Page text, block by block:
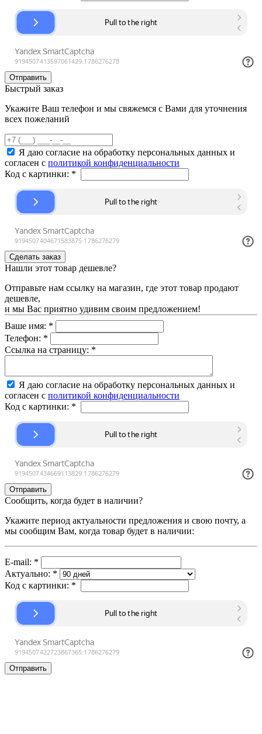
Быстрый заказ
Укажите Ваш телефон и мы свяжемся с Вами для уточнения
всех пожеланий
Я даю согласие на обработку персональных данных и
согласен с политикой конфиденциальности
Код с картинки: *
Нашли этот товар дешевле?
Отправьте нам ссылку на магазин, где этот товар продают
дешевле,
и мы Вас приятно удивим своим предложением!
Ваше имя: *
Телефон: *
Ссылка на страницу: *
Я даю согласие на обработку персональных данных и
согласен с политикой конфиденциальности
Код с картинки: *
Сообщить, когда будет в наличии?
Укажите период актуальности предложения и свою почту, а
мы сообщим Вам, когда товар будет в наличии:
E-mail: *
Актуально: *
Код с картинки: *